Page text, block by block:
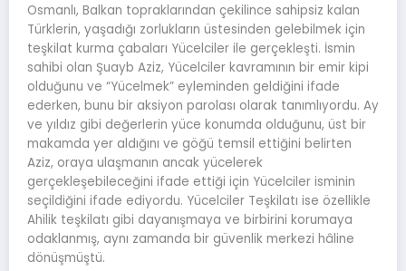
Osmanlı, Balkan topraklarından çekilince sahipsiz kalan
Türklerin, yaşadığı zorlukların üstesinden gelebilmek için
teşkilat kurma çabaları Yücelciler ile gerçekleşti. İsmin
sahibi olan Şuayb Aziz, Yücelciler kavramının bir emir kipi
olduğunu ve “Yücelmek” eyleminden geldiğini ifade
ederken, bunu bir aksiyon parolası olarak tanımlıyordu. Ay
ve yıldız gibi değerlerin yüce konumda olduğunu, üst bir
makamda yer aldığını ve göğü temsil ettiğini belirten
Aziz, oraya ulaşmanın ancak yücelerek
gerçekleşebileceğini ifade ettiği için Yücelciler isminin
seçildiğini ifade ediyordu. Yücelciler Teşkilatı ise özellikle
Ahilik teşkilatı gibi dayanışmaya ve birbirini korumaya
odaklanmış, aynı zamanda bir güvenlik merkezi hâline
dönüşmüştü.